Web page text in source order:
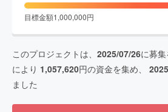
目標金額1,000,000円
このプロジェクトは、 2025/07/26に募集
により 1,057,620円の資金を集め、
ました